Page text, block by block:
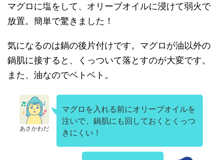
マグロに塩をして、オリーブオイルに浸けて弱火で
放置。簡単で驚きました！
気になるのは鍋の後片付けです。マグロが油以外の
鍋肌に接すると、くっついて落とすのが大変です。
また、油なのでベトベト。
あさかわだ
マグロを入れる前にオリーブオイルを
注いで、鍋肌にも回しておくとくっつ
きにくい！